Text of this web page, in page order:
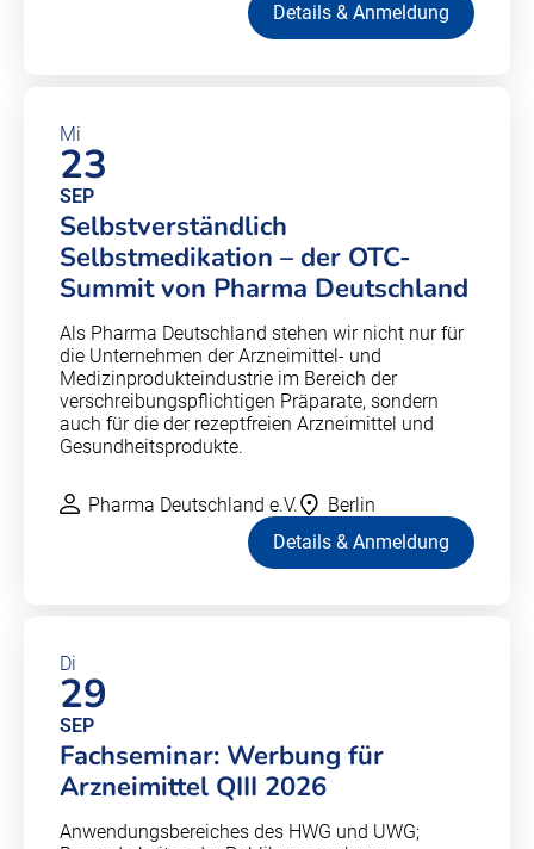
Details & Anmeldung
Mi
23
SEP
Selbstverständlich
Selbstmedikation – der OTC-
Summit von Pharma Deutschland
Als Pharma Deutschland stehen wir nicht nur für
die Unternehmen der Arzneimittel- und
Medizinprodukteindustrie im Bereich der
verschreibungspflichtigen Präparate, sondern
auch für die der rezeptfreien Arzneimittel und
Gesundheitsprodukte.
Pharma Deutschland e.V.
Berlin
Details & Anmeldung
Di
29
SEP
Fachseminar: Werbung für
Arzneimittel QIII 2026
Anwendungsbereiches des HWG und UWG;